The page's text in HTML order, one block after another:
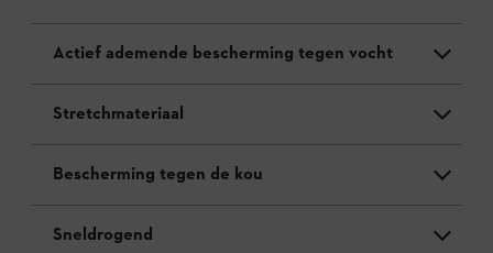
Actief ademende bescherming tegen vocht
Stretchmateriaal
Bescherming tegen de kou
Sneldrogend